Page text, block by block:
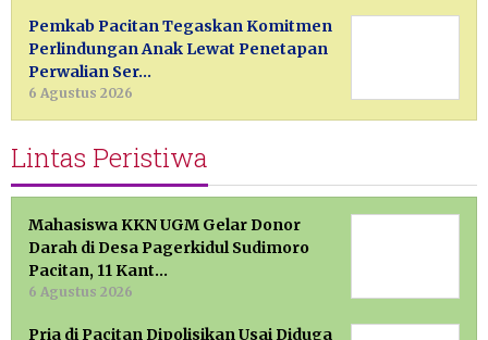
Pemkab Pacitan Tegaskan Komitmen
Perlindungan Anak Lewat Penetapan
Perwalian Ser…
6 Agustus 2026
Lintas Peristiwa
Mahasiswa KKN UGM Gelar Donor
Darah di Desa Pagerkidul Sudimoro
Pacitan, 11 Kant…
6 Agustus 2026
Pria di Pacitan Dipolisikan Usai Diduga